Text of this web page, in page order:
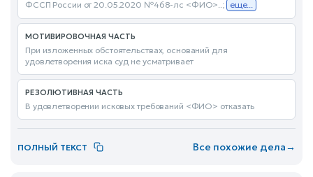
ФССП России от 20.05.2020 №468-лс <ФИО>..; еще...
МОТИВИРОВОЧНАЯ ЧАСТЬ
При изложенных обстоятельствах, оснований для
удовлетворения иска суд не усматривает
РЕЗОЛЮТИВНАЯ ЧАСТЬ
В удовлетворении исковых требований <ФИО> отказать
ПОЛНЫЙ ТЕКСТ Все похожие дела→